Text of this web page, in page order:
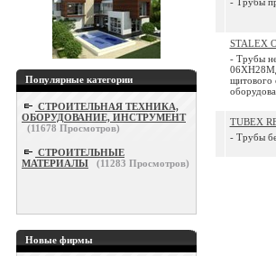
Популярные категории
СТРОИТЕЛЬНАЯ ТЕХНИКА,
ОБОРУДОВАНИЕ, ИНСТРУМЕНТ
(11678 Просмотров)
СТРОИТЕЛЬНЫЕ
МАТЕРИАЛЫ
(11283 Просмотров)
Новые фирмы
STALEX
- Трубы
щитового
TUBEX
- Трубы